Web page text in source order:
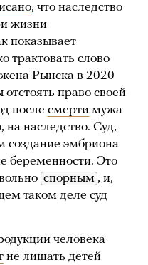
, что наследство
жизни
показывает
трактовать слово
Рынска в 2020
отстоять право своей
после смерти мужа
наследство. Суд,
создание эмбриона
беременности. Это
спорным , и,
таком деле суд
человека
не лишать детей